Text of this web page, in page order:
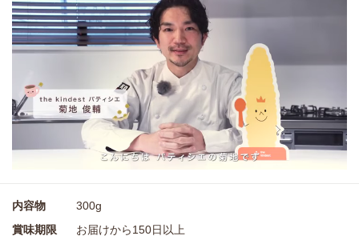
内容物
300g
賞味期限
お届けから150日以上